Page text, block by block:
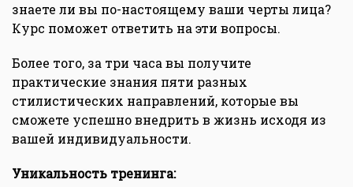
знаете ли вы по-настоящему ваши черты лица?
Курс поможет ответить на эти вопросы.
Более того, за три часа вы получите
практические знания пяти разных
стилистических направлений, которые вы
сможете успешно внедрить в жизнь исходя из
вашей индивидуальности.
Уникальность тренинга: